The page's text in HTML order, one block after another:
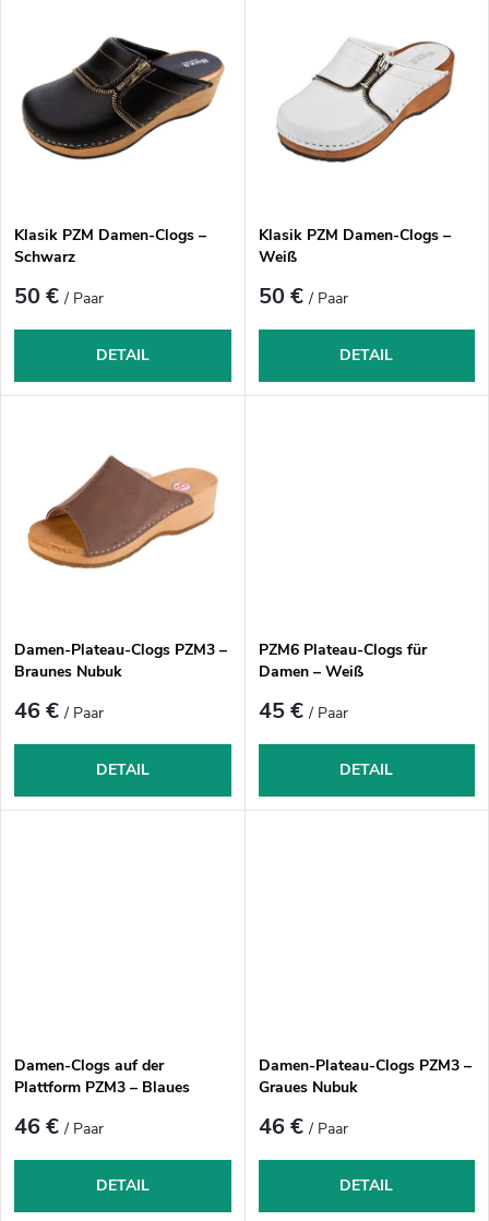
t
t
e
r
u
n
Alphabetisch
e
r
P
r
o
u
Klasik PZM Damen-Clogs –
Schwarz
50 €/ Paar
DETAIL
Klasik PZM Damen-Clogs –
Weiß
50 €/ Paar
DETAIL
Damen-Plateau-Clogs PZM3 –
Braunes Nubuk
46 €/ Paar
DETAIL
PZM6 Plateau-Clogs für
Damen – Weiß
45 €/ Paar
DETAIL
Damen-Clogs auf der
Plattform PZM3 – Blaues
46 €/ Paar
DETAIL
Damen-Plateau-Clogs PZM3 –
Graues Nubuk
46 €/ Paar
DETAIL